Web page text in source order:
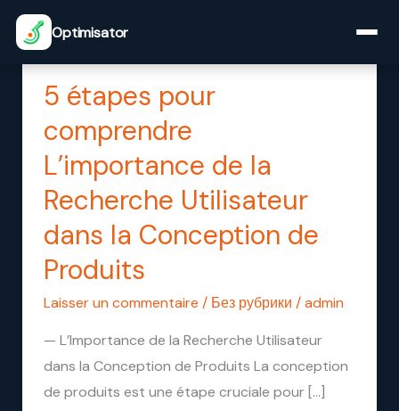
Optimisator
Aller
contenu
5 étapes pour
comprendre
L’importance de la
Recherche Utilisateur
dans la Conception de
Produits
Laisser un commentaire / Без рубрики /admin
— L’Importance de la Recherche Utilisateur
dans la Conception de Produits La conception
de produits est une étape cruciale pour […]
5
pour
comprendre
L’importance
la
Recherche
Utilisateur
Conception
de